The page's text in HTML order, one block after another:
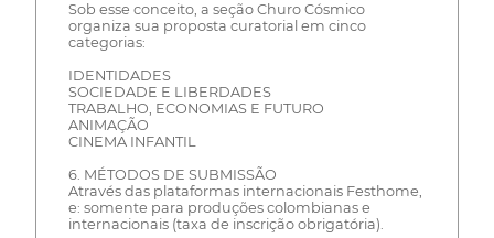
Sob esse conceito, a seção Churo Cósmico
organiza sua proposta curatorial em cinco
categorias:
IDENTIDADES
SOCIEDADE E LIBERDADES
TRABALHO, ECONOMIAS E FUTURO
ANIMAÇÃO
CINEMA INFANTIL
6. MÉTODOS DE SUBMISSÃO
Através das plataformas internacionais Festhome,
e: somente para produções colombianas e
internacionais (taxa de inscrição obrigatória).